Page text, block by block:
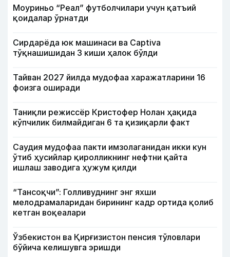
Моуриньо “Реал” футболчилари учун қатъий
қоидалар ўрнатди
Сирдарёда юк машинаси ва Captiva
тўқнашишидан 3 киши ҳалок бўлди
Тайван 2027 йилда мудофаа харажатларини 16
фоизга оширади
Таниқли режиссёр Кристофер Нолан ҳақида
кўпчилик билмайдиган 6 та қизиқарли факт
Саудия мудофаа пакти имзолаганидан икки кун
ўтиб ҳусийлар қиролликнинг нефтни қайта
ишлаш заводига ҳужум қилди
“Тансоқчи”: Голливуднинг энг яхши
мелодрамаларидан бирининг кадр ортида қолиб
кетган воқеалари
Ўзбекистон ва Қирғизистон пенсия тўловлари
бўйича келишувга эришди